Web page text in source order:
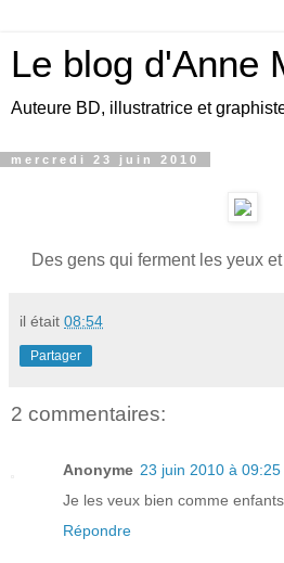
Le blog d'Anne
Auteure BD, illustratrice et
mercredi 23 juin 2010
Des gens qui ferment les yeux
il était 08:54
Partager
2 commentaires:
Anonyme 23 juin 2010 à 09:25
Je les veux bien comme
Répondre